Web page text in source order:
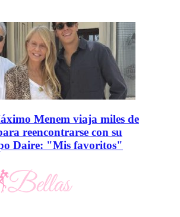
Menem viaja miles de
reencontrarse con su
Daire: "Mis favoritos"